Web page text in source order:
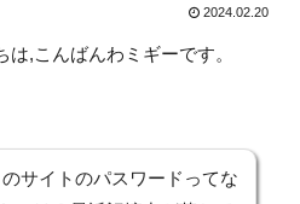
2024.02.20
,こんばんわミギーです。
サイトのパスワードってな